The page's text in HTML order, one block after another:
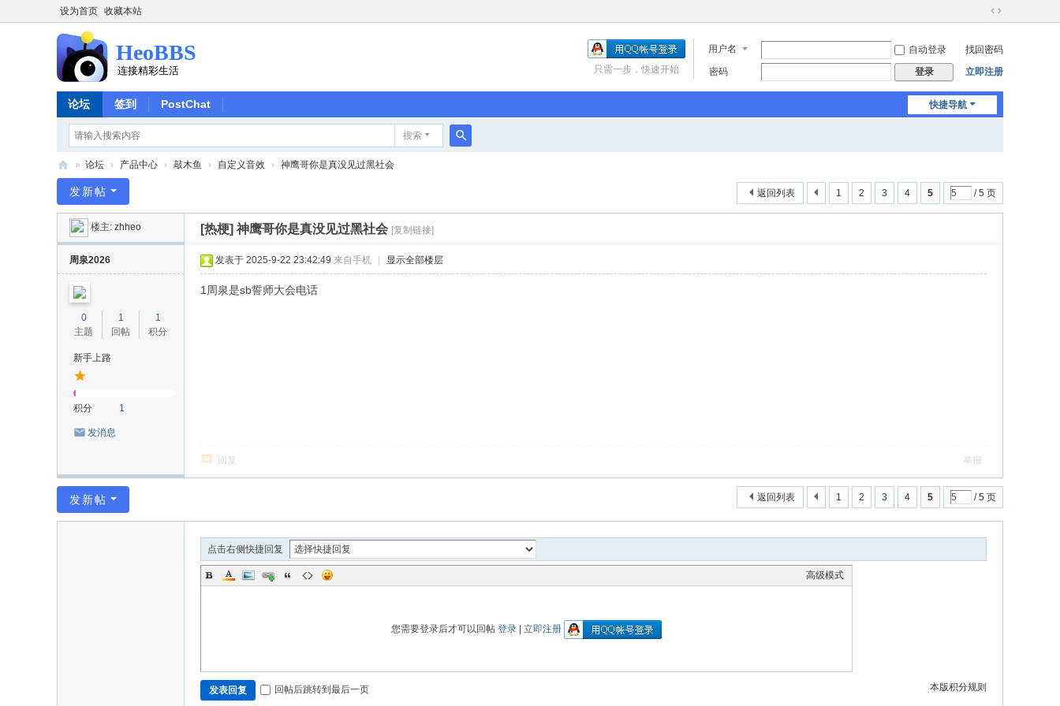
设为首页 收藏本站
切
到
宽
用户名 自动登录
找回密码
密码
登录 立即注册
只需一步，快速开始
快捷导航
论坛 签到 PostChat
搜索
eo
» 论坛 › 产品中心 › 敲木鱼 › 自定义音效 › 神鹰哥你是真没见过黑社会
1 2 3 4 5 / 5 页
返回列表
发新帖
楼主: zhheo [热梗] 神鹰哥你是真没见过黑社会 [复制链接]
周泉2026
0
主题
1
回帖
1
积分
新手上路
积分 1
发消息
发表于 2025-9-22 23:42:49 来自手机 显示全部楼层
1周泉是sb誓师大会电话
回复 举报
1 2 3 4 5 / 5 页
返回列表
发新帖
点击右侧快捷回复
高级模式
您需要登录后才可以回帖 登录 立即注册
本版积分规则
发表回复 回帖后跳转到最后一页